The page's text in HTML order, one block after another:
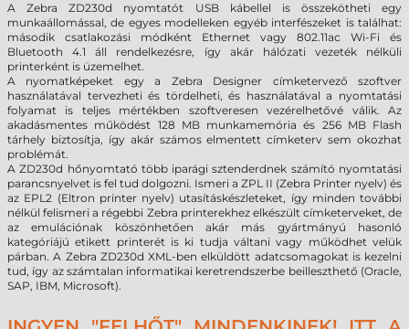
A Zebra ZD230d nyomtatót USB kábellel is összekötheti egy
munkaállomással, de egyes modelleken egyéb interfészeket is találhat:
második csatlakozási módként Ethernet vagy 802.11ac Wi-Fi és
Bluetooth 4.1 áll rendelkezésre, így akár hálózati vezeték nélküli
printerként is üzemelhet.
A nyomatképeket egy a Zebra Designer címketervező szoftver
használatával tervezheti és tördelheti, és használatával a nyomtatási
folyamat is teljes mértékben szoftveresen vezérelhetővé válik. Az
akadásmentes működést 128 MB munkamemória és 256 MB Flash
tárhely biztosítja, így akár számos elmentett címketerv sem okozhat
problémát.
A ZD230d hőnyomtató több iparági sztenderdnek számító nyomtatási
parancsnyelvet is fel tud dolgozni. Ismeri a ZPL II (Zebra Printer nyelv) és
az EPL2 (Eltron printer nyelv) utasításkészleteket, így minden további
nélkül felismeri a régebbi Zebra printerekhez elkészült címketerveket, de
az emulációnak köszönhetően akár más gyártmányú hasonló
kategóriájú etikett printerét is ki tudja váltani vagy működhet velük
párban. A Zebra ZD230d XML-ben elküldött adatcsomagokat is kezelni
tud, így az számtalan informatikai keretrendszerbe beilleszthető (Oracle,
SAP, IBM, Microsoft).